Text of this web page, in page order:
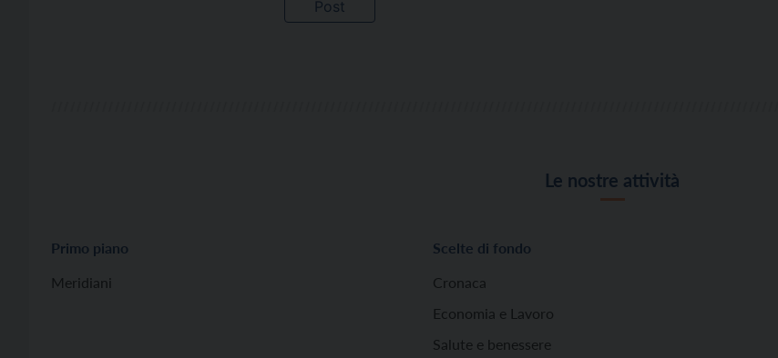
Le nostre attività
Primo piano
Meridiani
Scelte di fondo
Cronaca
Economia e Lavoro
Salute e benessere